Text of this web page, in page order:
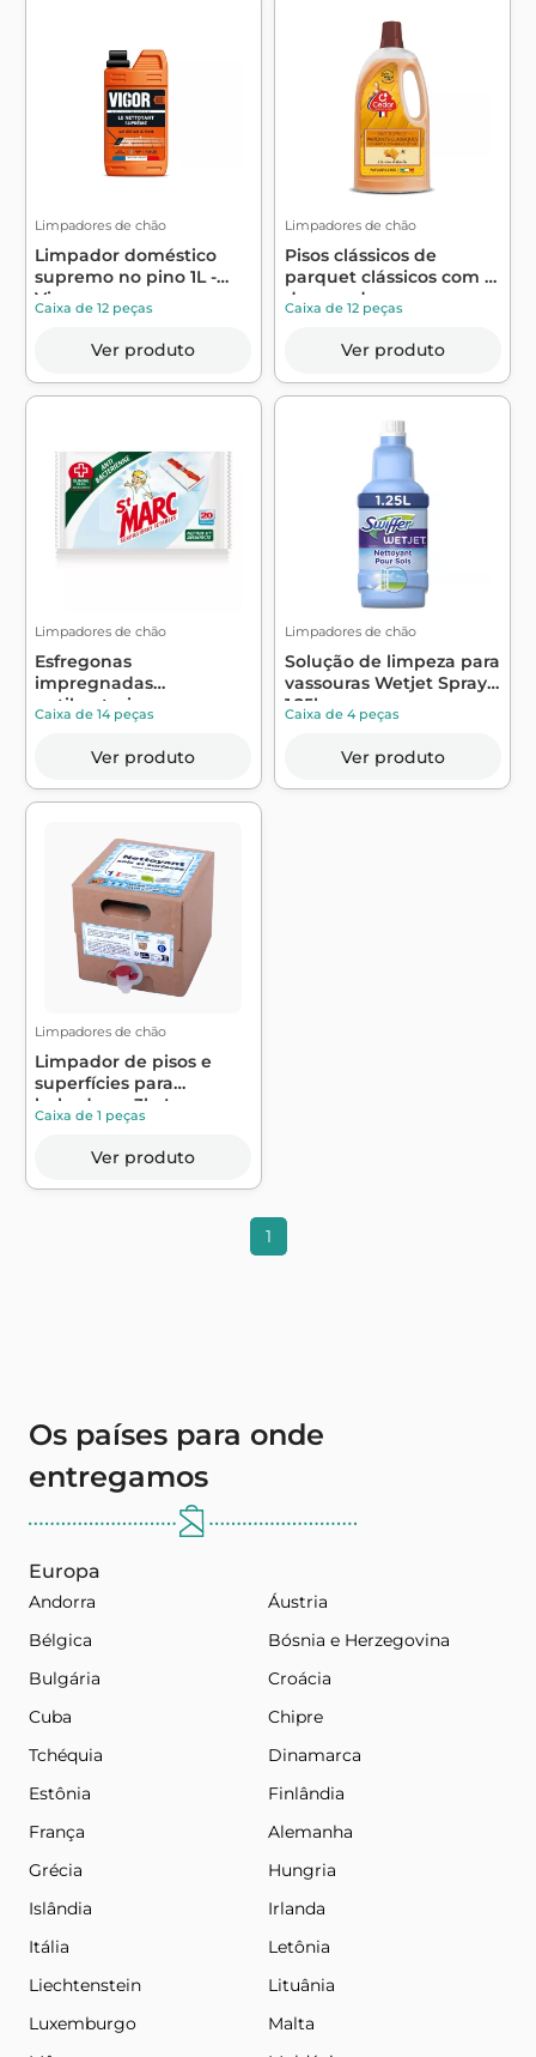
Limpadores de chão
Limpador doméstico
supremo no pino 1L -
Vigor
Caixa de 12 peças
Ver produto
Limpadores de chão
Pisos clássicos de
parquet clássicos com 1L
de cera d...
Caixa de 12 peças
Ver produto
Limpadores de chão
Esfregonas
impregnadas
antibacterianas
descartáveis ​...
Caixa de 14 peças
Ver produto
Limpadores de chão
Solução de limpeza para
vassouras Wetjet Spray
1,25l ...
Caixa de 4 peças
Ver produto
Limpadores de chão
Limpador de pisos e
superfícies para
babadores 3l - L...
Caixa de 1 peças
Ver produto
1
Os países para onde
entregamos
Europa
Andorra
Áustria
Bélgica
Bósnia e Herzegovina
Bulgária
Croácia
Cuba
Chipre
Tchéquia
Dinamarca
Estônia
Finlândia
França
Alemanha
Grécia
Hungria
Islândia
Irlanda
Itália
Letônia
Liechtenstein
Lituânia
Luxemburgo
Malta